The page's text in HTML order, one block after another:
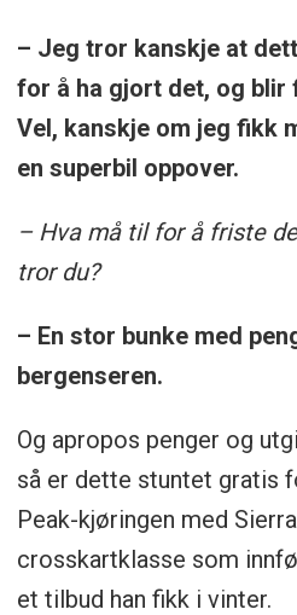
– Jeg tror kanskje at
for å ha gjort det, og blir
Vel, kanskje om jeg fikk
en superbil oppover.
– Hva må til for å friste
tror du?
– En stor bunke med
bergenseren.
Og apropos penger og
så er dette stuntet gratis
Peak-kjøringen med
crosskartklasse som
et tilbud han fikk i vinter.